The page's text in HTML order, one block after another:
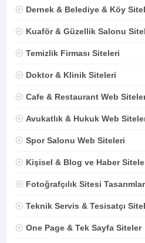
Dernek & Belediye & Köy
Kuaför & Güzellik Salonu
Temizlik Firması Siteleri
Doktor & Klinik Siteleri
Cafe & Restaurant Web
Avukatlık & Hukuk Web
Spor Salonu Web Siteleri
Kişisel & Blog ve Haber
Fotoğrafçılık Sitesi
Teknik Servis & Tesisatçı
One Page & Tek Sayfa Siteler